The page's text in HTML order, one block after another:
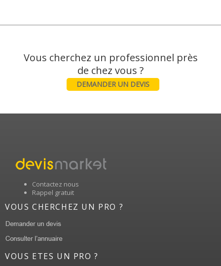
Vous cherchez un professionnel près
DEMANDER UN DEVIS
Contactez nous
Rappel gratuit
VOUS CHERCHEZ UN PRO ?
VOUS ETES UN PRO ?